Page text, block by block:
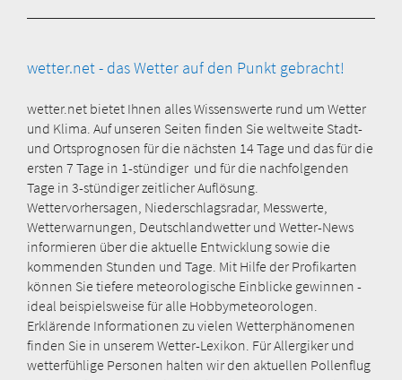
wetter.net - das Wetter auf den Punkt gebracht!
wetter.net bietet Ihnen alles Wissenswerte rund um Wetter
und Klima. Auf unseren Seiten finden Sie weltweite Stadt-
und Ortsprognosen für die nächsten 14 Tage und das für die
ersten 7 Tage in 1-stündiger und für die nachfolgenden
Tage in 3-stündiger zeitlicher Auflösung.
Wettervorhersagen, Niederschlagsradar, Messwerte,
Wetterwarnungen, Deutschlandwetter und Wetter-News
informieren über die aktuelle Entwicklung sowie die
kommenden Stunden und Tage. Mit Hilfe der Profikarten
können Sie tiefere meteorologische Einblicke gewinnen -
ideal beispielsweise für alle Hobbymeteorologen.
Erklärende Informationen zu vielen Wetterphänomenen
finden Sie in unserem Wetter-Lexikon. Für Allergiker und
wetterfühlige Personen halten wir den aktuellen Pollenflug